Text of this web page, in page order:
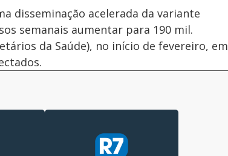
disseminação acelerada da variante
semanais aumentar para 190 mil.
da Saúde), no início de fevereiro, em